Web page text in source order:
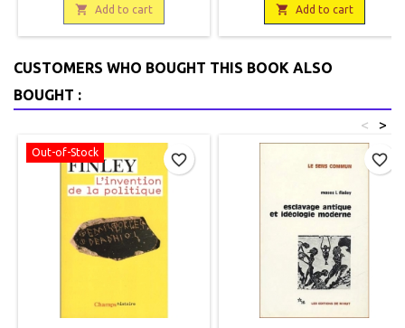
Aubier, 2010, 15 x 24, 372 pages,
broché. Neuf, 9782700723618.
 Add to cart
315 pages broché, occasion,
9782228888080 Très bon état,
comme neuf.
 Add to cart
CUSTOMERS WHO BOUGHT THIS BOOK ALSO
BOUGHT :
>
<
Out-of-Stock favorite_border favorite_border